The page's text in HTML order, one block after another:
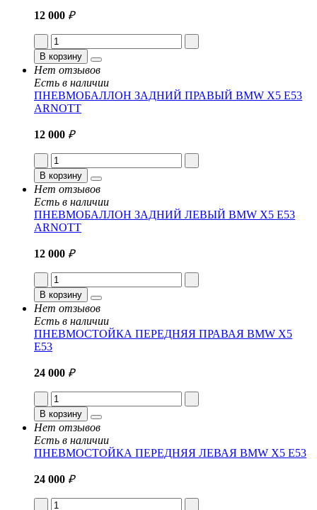
12 000 ₽
В корзину
Нет отзывов
Есть в наличии
ПНЕВМОБАЛЛОН ЗАДНИЙ ПРАВЫЙ BMW X5 E53
ARNOTT
12 000 ₽
В корзину
Нет отзывов
Есть в наличии
ПНЕВМОБАЛЛОН ЗАДНИЙ ЛЕВЫЙ BMW X5 E53
ARNOTT
12 000 ₽
В корзину
Нет отзывов
Есть в наличии
ПНЕВМОСТОЙКА ПЕРЕДНЯЯ ПРАВАЯ BMW X5
E53
24 000 ₽
В корзину
Нет отзывов
Есть в наличии
ПНЕВМОСТОЙКА ПЕРЕДНЯЯ ЛЕВАЯ BMW X5 E53
24 000 ₽